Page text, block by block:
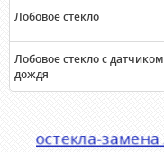
Лобовое стекло
Лобовое стекло с датчиком
дождя